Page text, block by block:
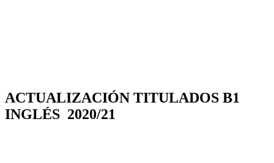
ACTUALIZACIÓN TITULADOS B1
INGLÉS 2020/21